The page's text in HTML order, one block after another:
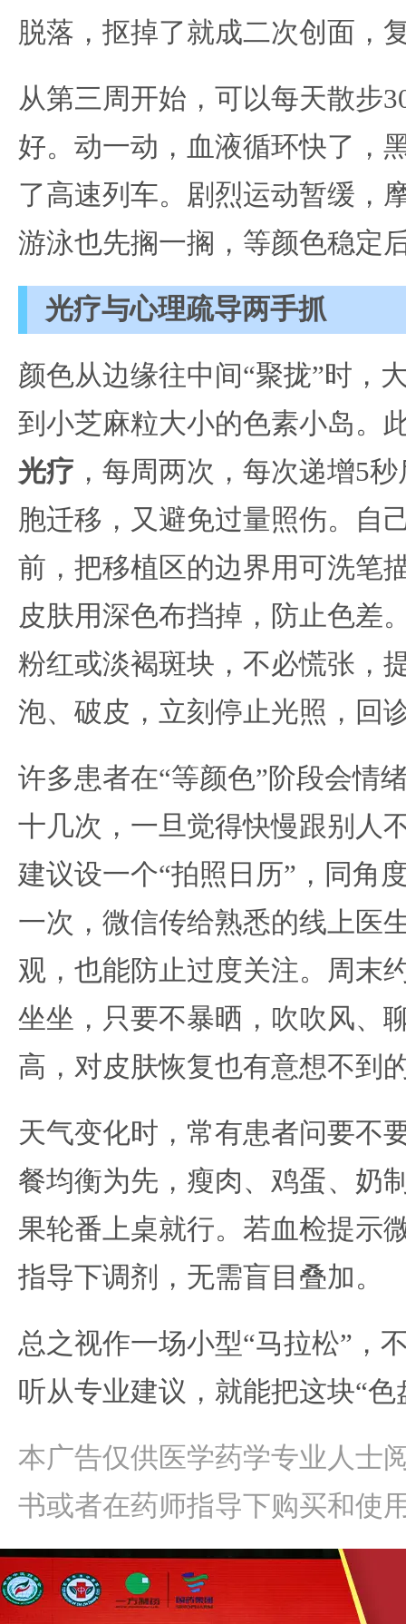
脱落，抠掉了就成二次创面，
从第三周开始，可以每天散步
好。动一动，血液循环快了，
了高速列车。剧烈运动暂缓，
游泳也先搁一搁，等颜色稳定
光疗与心理疏导两手抓
颜色从边缘往中间“聚拢”时，
到小芝麻粒大小的色素小岛。
光疗 ，每周两次，每次递增5
胞迁移，又避免过量照伤。自
前，把移植区的边界用可洗笔
皮肤用深色布挡掉，防止色差
粉红或淡褐斑块，不必慌张，
泡、破皮，立刻停止光照，回
许多患者在“等颜色”阶段会情
十几次，一旦觉得快慢跟别人
建议设一个“拍照日历”，同角
一次，微信传给熟悉的线上医
观，也能防止过度关注。周末
坐坐，只要不暴晒，吹吹风、
高，对皮肤恢复也有意想不到
天气变化时，常有患者问要不
餐均衡为先，瘦肉、鸡蛋、奶
果轮番上桌就行。若血检提示
指导下调剂，无需盲目叠加。
总之视作一场小型“马拉松”，
听从专业建议，就能把这块“色
本广告仅供医学药学专业人士
书或者在药师指导下购买和使